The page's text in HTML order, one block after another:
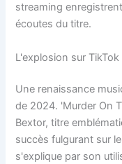
streaming
écoutes du titre.
L'explosion sur
Une renaissance
de 2024. 'Murder On
Bextor, titre
succès fulgurant sur
s'explique par son